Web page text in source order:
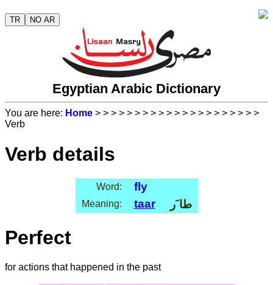
TR NO AR
Egyptian Arabic Dictionary
You are here: Home > > > > > > > > > > > > > > > > > > > > >
Verb
Verb details
Word: fly
Meaning: taar طا َر
Perfect
for actions that happened in the past